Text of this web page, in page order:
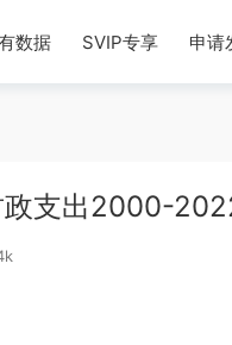
数据 SVIP专享 申请
政支出2000-